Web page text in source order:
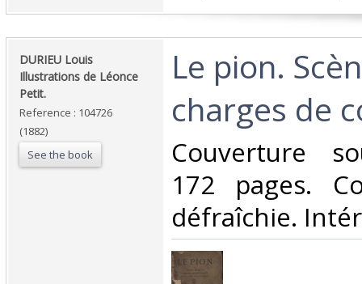
‎DURIEU Louis
Illustrations de Léonce
Petit.‎
Reference : 104726
(1882)
See the book
‎Le pion.
charges de
‎Couverture
172 pages.
défraîchie.